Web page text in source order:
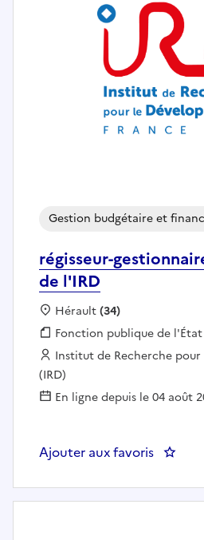
régisseur-
de l'IRD
Gestion budgétaire et
Localisation :
Hérault(34)
Fonction publique :
Fonction publique de l'État
Employeur :
Institut de Recherche
(IRD)
En ligne depuis le 04 août
Ajouter aux favoris :